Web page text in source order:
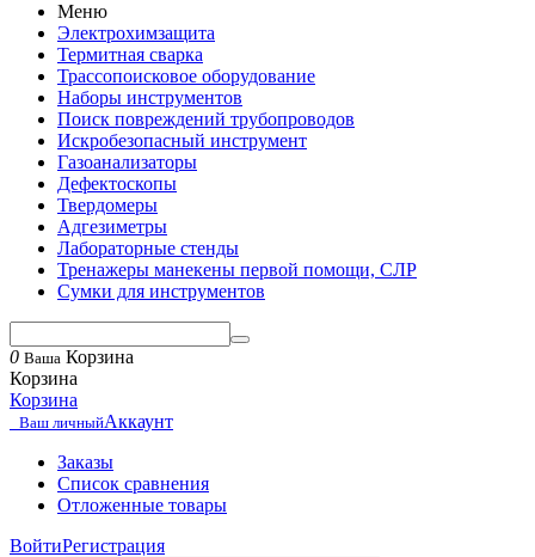
Меню
Электрохимзащита
Термитная сварка
Трассопоисковое оборудование
Наборы инструментов
Поиск повреждений трубопроводов
Искробезопасный инструмент
Газоанализаторы
Дефектоскопы
Твердомеры
Адгезиметры
Лабораторные стенды
Тренажеры манекены первой помощи, СЛР
Сумки для инструментов
0 Ваша Корзина
Корзина
Корзина
Ваш личныйАккаунт
Заказы
Список сравнения
Отложенные товары
ВойтиРегистрация